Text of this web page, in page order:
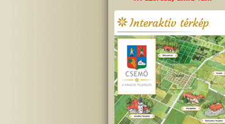
Interaktív térkép